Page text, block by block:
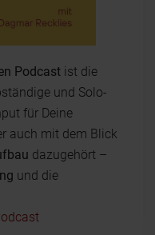
Podcast ist die
und Solo-
für Deine
auch mit dem Blick
dazugehört –
und die